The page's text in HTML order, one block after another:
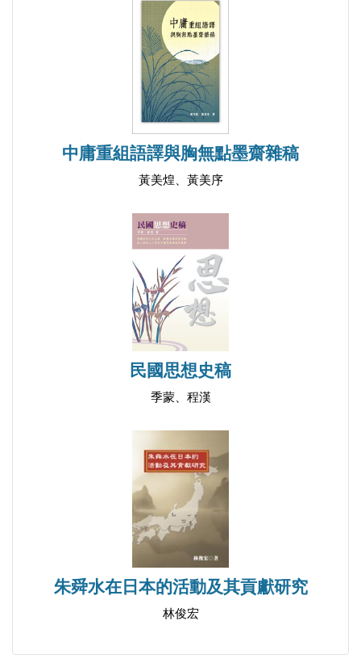
中庸重組語譯與胸無點墨齋雜稿
黃美煌、黃美序
民國思想史稿
季蒙、程漢
朱舜水在日本的活動及其貢獻研究
林俊宏